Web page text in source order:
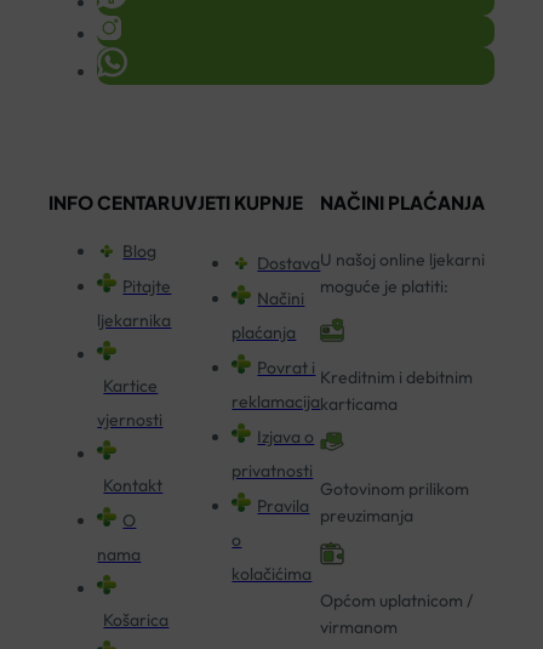
INFO CENTAR
Blog
Pitajte
ljekarnika
Kartice
vjernosti
Kontakt
O
nama
Košarica
UVJETI KUPNJE
Dostava
Načini
plaćanja
Povrat i
reklamacija
Izjava o
privatnosti
Pravila
o
kolačićima
NAČINI PLAĆANJA
U našoj online ljekarni
moguće je platiti:
Kreditnim i debitnim
karticama
Gotovinom prilikom
preuzimanja
Općom uplatnicom /
virmanom